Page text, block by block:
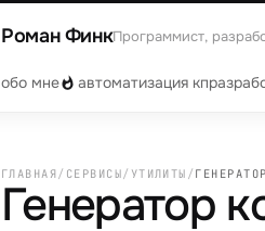
Роман ФинкПрограммист,
обо мне автоматизация кп
ГЛАВНАЯ/ СЕРВИСЫ/ УТИЛИТЫ /
Генератор